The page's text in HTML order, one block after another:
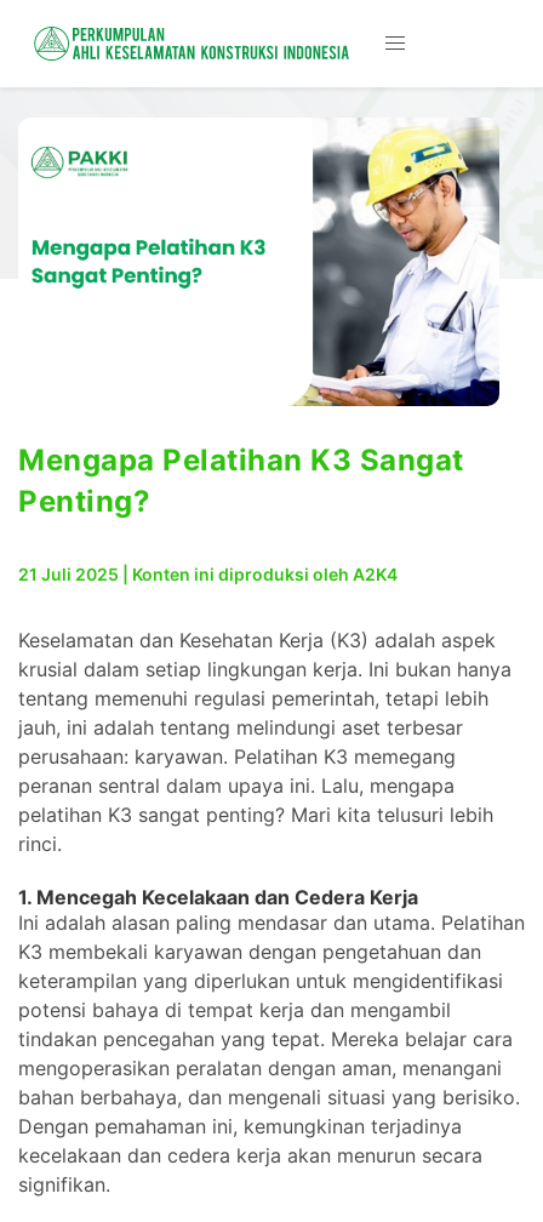
Mengapa Pelatihan K3 Sangat
Penting?
21 Juli 2025 | Konten ini diproduksi oleh A2K4
Keselamatan dan Kesehatan Kerja (K3) adalah aspek
krusial dalam setiap lingkungan kerja. Ini bukan hanya
tentang memenuhi regulasi pemerintah, tetapi lebih
jauh, ini adalah tentang melindungi aset terbesar
perusahaan: karyawan. Pelatihan K3 memegang
peranan sentral dalam upaya ini. Lalu, mengapa
pelatihan K3 sangat penting? Mari kita telusuri lebih
rinci.
1. Mencegah Kecelakaan dan Cedera Kerja
Ini adalah alasan paling mendasar dan utama. Pelatihan
K3 membekali karyawan dengan pengetahuan dan
keterampilan yang diperlukan untuk mengidentifikasi
potensi bahaya di tempat kerja dan mengambil
tindakan pencegahan yang tepat. Mereka belajar cara
mengoperasikan peralatan dengan aman, menangani
bahan berbahaya, dan mengenali situasi yang berisiko.
Dengan pemahaman ini, kemungkinan terjadinya
kecelakaan dan cedera kerja akan menurun secara
signifikan.